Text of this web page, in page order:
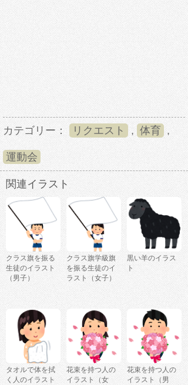
カテゴリー： リクエスト , 体育 ,
運動会
関連イラスト
クラス旗を振る
生徒のイラスト
（男子）
クラス旗学級旗
を振る生徒のイ
ラスト（女子）
黒い羊のイラス
ト
タオルで体を拭
く人のイラスト
花束を持つ人の
イラスト（女
花束を持つ人の
イラスト（男